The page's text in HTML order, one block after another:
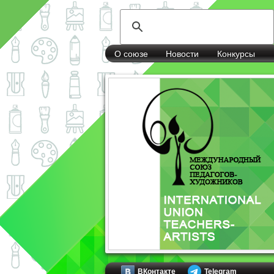
О союзе Новости Конкурсы
ВКонтакте Telegram